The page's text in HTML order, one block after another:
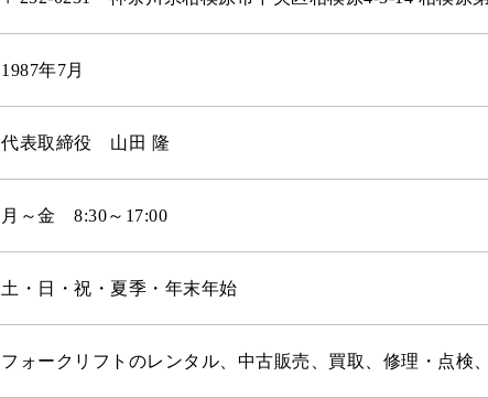
1987年7月
代表取締役 山田 隆
月～金 8:30～17:00
土・日・祝・夏季・年末年始
フォークリフトのレンタル、中古販売、買取、修理・点検